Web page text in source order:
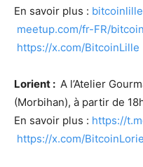
En savoir plus :
meetup.com/fr-FR/
https://x.com/BitcoinLille
Lorient : A l’Atelier
(Morbihan), à partir de
En savoir plus : https://
https://x.com/